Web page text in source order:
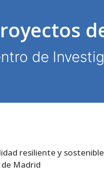
de
resiliente y
Madrid